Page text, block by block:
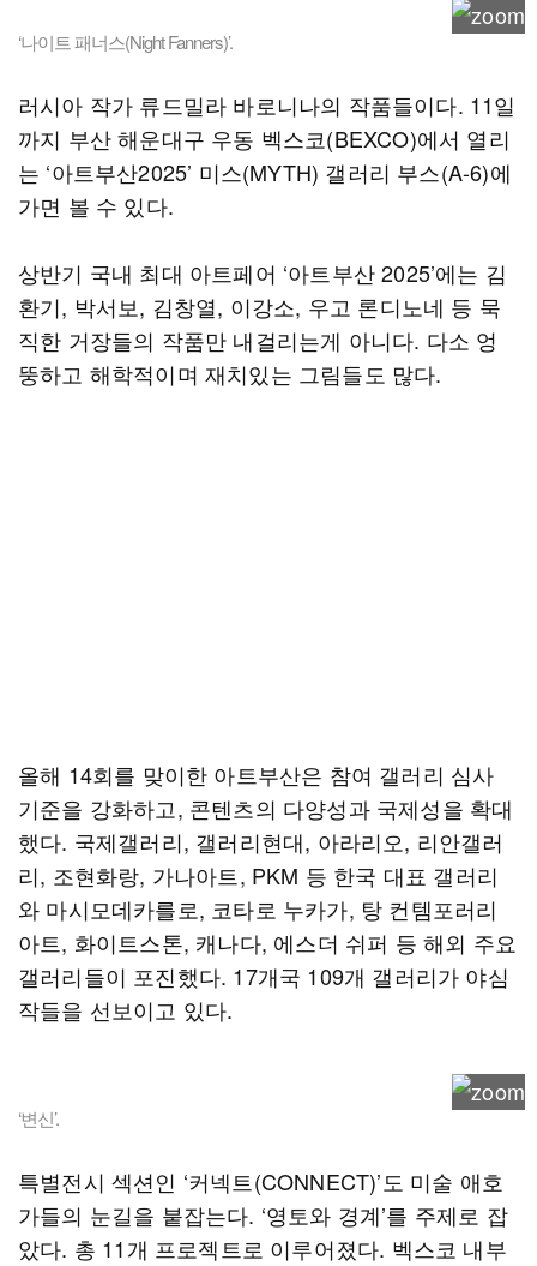
‘나이트 패너스(Night Fanners)’.
러시아 작가 류드밀라 바로니나의 작품들이다. 11일
까지 부산 해운대구 우동 벡스코(BEXCO)에서 열리
는 ‘아트부산2025’ 미스(MYTH) 갤러리 부스(A-6)에
가면 볼 수 있다.
상반기 국내 최대 아트페어 ‘아트부산 2025’에는 김
환기, 박서보, 김창열, 이강소, 우고 론디노네 등 묵
직한 거장들의 작품만 내걸리는게 아니다. 다소 엉
뚱하고 해학적이며 재치있는 그림들도 많다.
올해 14회를 맞이한 아트부산은 참여 갤러리 심사
기준을 강화하고, 콘텐츠의 다양성과 국제성을 확대
했다. 국제갤러리, 갤러리현대, 아라리오, 리안갤러
리, 조현화랑, 가나아트, PKM 등 한국 대표 갤러리
와 마시모데카를로, 코타로 누카가, 탕 컨템포러리
아트, 화이트스톤, 캐나다, 에스더 쉬퍼 등 해외 주요
갤러리들이 포진했다. 17개국 109개 갤러리가 야심
작들을 선보이고 있다.
‘변신’.
특별전시 섹션인 ‘커넥트(CONNECT)’도 미술 애호
가들의 눈길을 붙잡는다. ‘영토와 경계’를 주제로 잡
았다. 총 11개 프로젝트로 이루어졌다. 벡스코 내부